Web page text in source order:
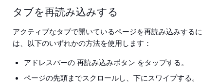
タブを再読み込みする
アクティブなタブで開いているページを再読み込みするに
は、以下のいずれかの方法を使用します：
アドレスバーの 再読み込みボタン をタップする。
ページの先頭までスクロールし、下にスワイプする。